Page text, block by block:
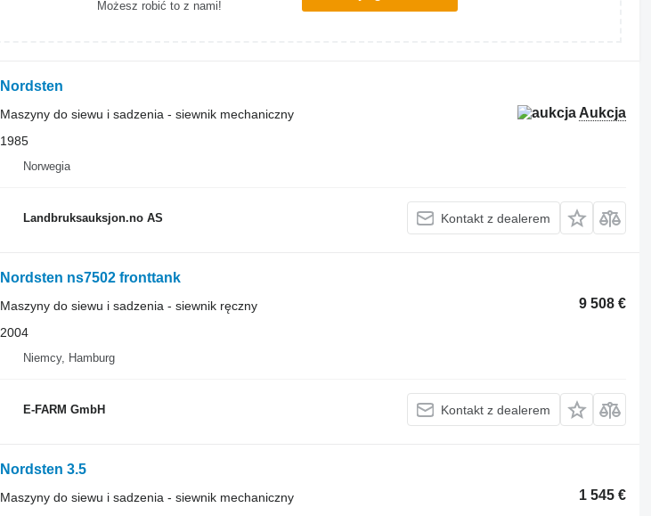
Możesz robić to z nami!
Nordsten
Aukcja
Maszyny do siewu i sadzenia - siewnik mechaniczny
1985
Norwegia
Landbruksauksjon.no AS Kontakt z dealerem
Nordsten ns7502 fronttank
9 508 €
Maszyny do siewu i sadzenia - siewnik ręczny
2004
Niemcy, Hamburg
E-FARM GmbH Kontakt z dealerem
Nordsten 3.5
1 545 €
Maszyny do siewu i sadzenia - siewnik mechaniczny